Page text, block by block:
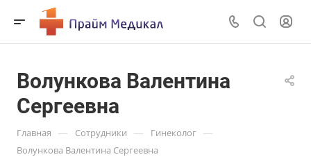
Волункова Валентина
Сергеевна
Главная — Сотрудники — Гинеколог —
Волункова Валентина Сергеевна